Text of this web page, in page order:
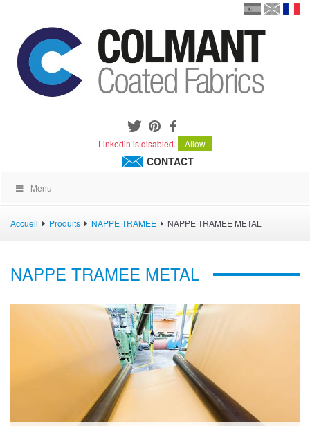
español
Linkedin is disabled. Allow
CONTACT
Menu
Accueil Produits NAPPE TRAMEE NAPPE TRAMEE METAL
NAPPE TRAMEE METAL